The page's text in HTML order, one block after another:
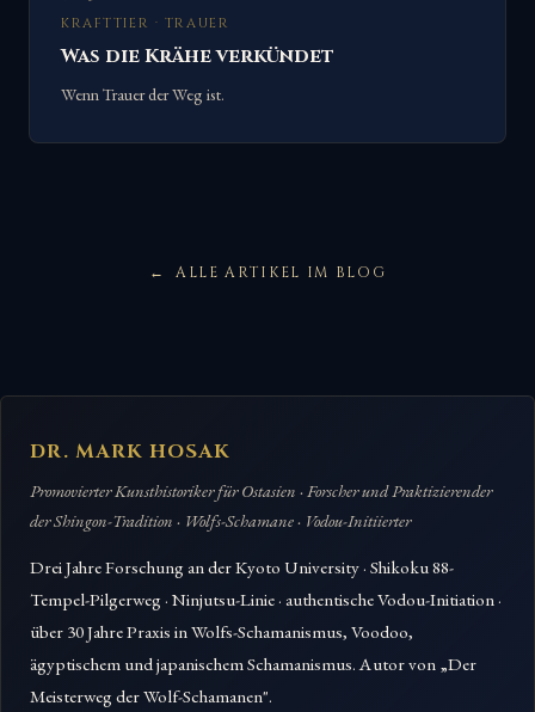
KRAFTTIER · TRAUER
Was die Krähe verkündet
Wenn Trauer der Weg ist.
ALLE ARTIKEL IM BLOG
DR. MARK HOSAK
Promovierter Kunsthistoriker für Ostasien · Forscher und Praktizierender
der Shingon-Tradition · Wolfs-Schamane · Vodou-Initiierter
Drei Jahre Forschung an der Kyoto University · Shikoku 88-
Tempel-Pilgerweg · Ninjutsu-Linie · authentische Vodou-Initiation ·
über 30 Jahre Praxis in Wolfs-Schamanismus, Voodoo,
ägyptischem und japanischem Schamanismus. Autor von „Der
Meisterweg der Wolf-Schamanen".